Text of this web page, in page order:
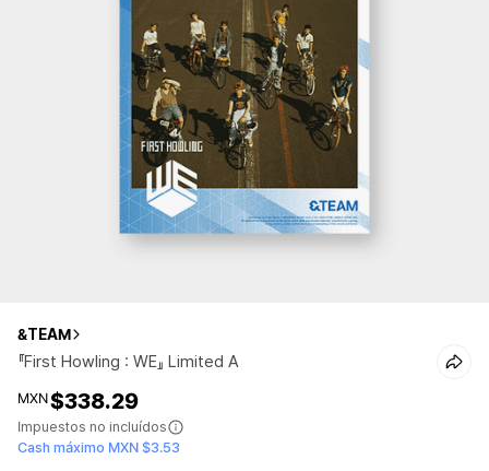
&TEAM
『First Howling : WE』 Limited A
MXN$338.29
Impuestos no incluídos
Cash máximo MXN $3.53